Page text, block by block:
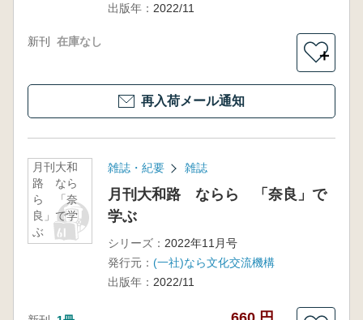
出版年： 2022/11
新刊 在庫なし
＋
再入荷メール通知
月刊大和
路 なら
ら 「奈
良」で学
ぶ
雑誌・紀要 雑誌
月刊大和路 ならら 「奈良」で
学ぶ
シリーズ： 2022年11月号
発行元： (一社)なら文化交流機構
出版年： 2022/11